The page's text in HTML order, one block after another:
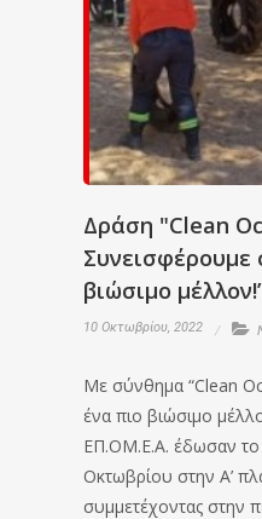
Δράση "Clean
Συνεισφέρουμε
βιώσιμο
10 Οκτωβρίου, 2022
Με σύνθημα “Clean
ένα πιο βιώσιμο
ΕΠ.ΟΜ.Ε.Α. έδωσαν το
Οκτωβρίου στην Α’
συμμετέχοντας στην